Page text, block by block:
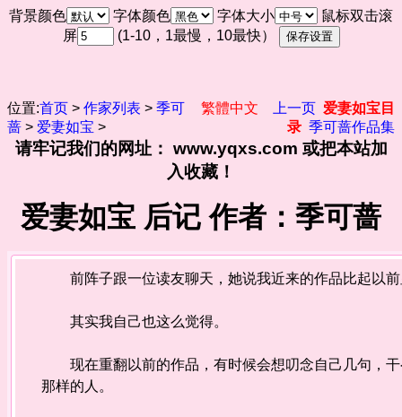
背景颜色 字体颜色 字体大小
鼠标双击滚
屏
(1-10，1最慢，10最快）
位置:首页 > 作家列表 > 季可
蔷 > 爱妻如宝 >
繁體中文 上一页 爱妻如宝目
录 季可蔷作品集
请牢记我们的网址： www.yqxs.com 或把本站加
入收藏！
爱妻如宝 后记 作者：季可蔷
前阵子跟一位读友聊天，她说我近来的作品比起以前
其实我自己也这么觉得。
现在重翻以前的作品，有时候会想叨念自己几句，干
那样的人。